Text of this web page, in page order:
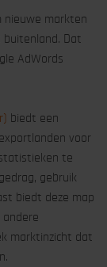
nieuwe markten
Dat
AdWords
biedt een
voor
te
gebruik
biedt deze map
marktinzicht dat